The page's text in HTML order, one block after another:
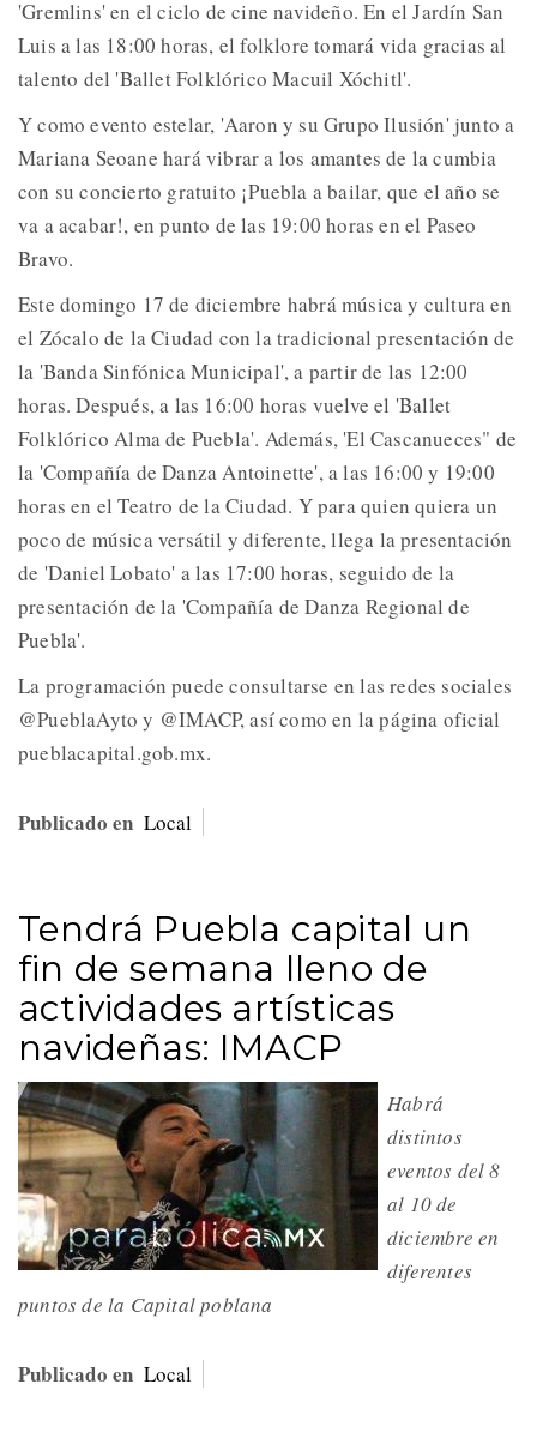
'Gremlins' en el ciclo de cine navideño. En el Jardín San
Luis a las 18:00 horas, el folklore tomará vida gracias al
talento del 'Ballet Folklórico Macuil Xóchitl'.
Y como evento estelar, 'Aaron y su Grupo Ilusión' junto a
Mariana Seoane hará vibrar a los amantes de la cumbia
con su concierto gratuito ¡Puebla a bailar, que el año se
va a acabar!, en punto de las 19:00 horas en el Paseo
Bravo.
Este domingo 17 de diciembre habrá música y cultura en
el Zócalo de la Ciudad con la tradicional presentación de
la 'Banda Sinfónica Municipal', a partir de las 12:00
horas. Después, a las 16:00 horas vuelve el 'Ballet
Folklórico Alma de Puebla'. Además, 'El Cascanueces" de
la 'Compañía de Danza Antoinette', a las 16:00 y 19:00
horas en el Teatro de la Ciudad. Y para quien quiera un
poco de música versátil y diferente, llega la presentación
de 'Daniel Lobato' a las 17:00 horas, seguido de la
presentación de la 'Compañía de Danza Regional de
Puebla'.
La programación puede consultarse en las redes sociales
@PueblaAyto y @IMACP, así como en la página oficial
pueblacapital.gob.mx.
Publicado en Local
Tendrá Puebla capital un
fin de semana lleno de
actividades artísticas
navideñas: IMACP
Habrá
distintos
eventos del 8
al 10 de
diciembre en
diferentes
puntos de la Capital poblana
Publicado en Local